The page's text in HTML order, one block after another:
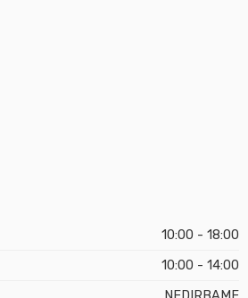
10:00 - 18:00
10:00 - 14:00